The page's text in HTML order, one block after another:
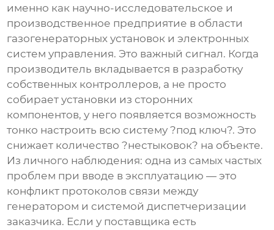
именно как научно-исследовательское и
производственное предприятие в области
газогенераторных установок и электронных
систем управления. Это важный сигнал. Когда
производитель вкладывается в разработку
собственных контроллеров, а не просто
собирает установки из сторонних
компонентов, у него появляется возможность
тонко настроить всю систему ?под ключ?. Это
снижает количество ?нестыковок? на объекте.
Из личного наблюдения: одна из самых частых
проблем при вводе в эксплуатацию — это
конфликт протоколов связи между
генератором и системой диспетчеризации
заказчика. Если у поставщика есть